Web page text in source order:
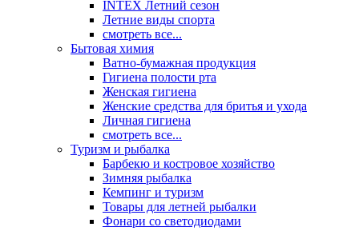
INTEX Летний сезон
Летние виды спорта
смотреть все...
Бытовая химия
Ватно-бумажная продукция
Гигиена полости рта
Женская гигиена
Женские средства для бритья и ухода
Личная гигиена
смотреть все...
Туризм и рыбалка
Барбекю и костровое хозяйство
Зимняя рыбалка
Кемпинг и туризм
Товары для летней рыбалки
Фонари со светодиодами